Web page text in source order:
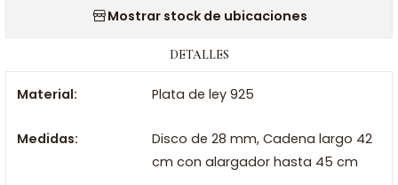
Mostrar stock de ubicaciones
DETALLES
Material: Plata de ley 925
Medidas:
Disco de 28 mm, Cadena largo 42
cm con alargador hasta 45 cm